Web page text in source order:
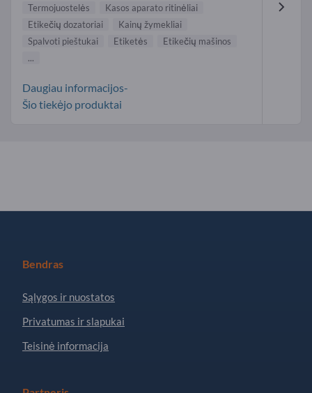
Termojuostelės
Kasos aparato ritinėliai
Etikečių dozatoriai
Kainų žymekliai
Spalvoti pieštukai
Etiketės
Etikečių mašinos
...
Daugiau informacijos-
Šio tiekėjo produktai
Bendras
Sąlygos ir nuostatos
Privatumas ir slapukai
Teisinė informacija